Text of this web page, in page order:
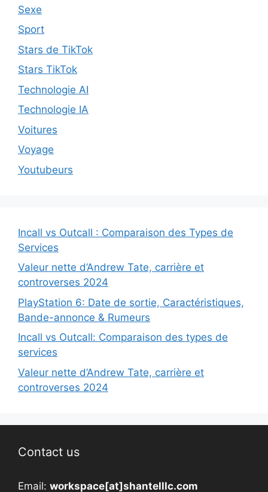
Sexe
Sport
Stars de TikTok
Stars TikTok
Technologie AI
Technologie IA
Voitures
Voyage
Youtubeurs
Incall vs Outcall : Comparaison des Types de
Services
Valeur nette d’Andrew Tate, carrière et
controverses 2024
PlayStation 6: Date de sortie, Caractéristiques,
Bande-annonce & Rumeurs
Incall vs Outcall: Comparaison des types de
services
Valeur nette d’Andrew Tate, carrière et
controverses 2024
Contact us
Email: workspace[at]shantelllc.com